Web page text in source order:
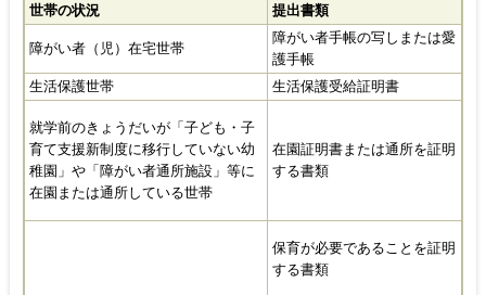
世帯の状況 提出書類
障がい者（児）在宅世帯
障がい者手帳の写しまたは愛
護手帳
生活保護世帯
生活保護受給証明書
就学前のきょうだいが「子ども・子
育て支援新制度に移行していない幼
稚園」や「障がい者通所施設」等に
在園または通所している世帯
在園証明書または通所を証明
する書類
保育が必要であることを証明
する書類